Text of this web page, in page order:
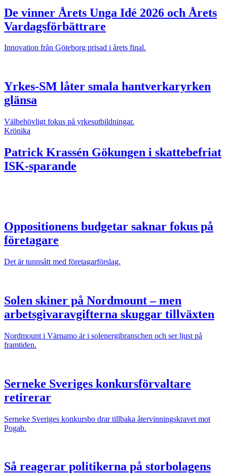
De vinner Årets Unga Idé 2026 och Årets
Vardagsförbättrare
Innovation från Göteborg prisad i årets final.
Yrkes-SM låter smala hantverkaryrken
glänsa
Välbehövligt fokus på yrkesutbildningar.
Krönika
Patrick Krassén Gökungen i skattebefriat
ISK-sparande
Oppositionens budgetar saknar fokus på
företagare
Det är tunnsått med företagarförslag.
Solen skiner på Nordmount – men
arbetsgivaravgifterna skuggar tillväxten
Nordmount i Värnamo är i solenergibranschen och ser ljust på
framtiden.
Serneke Sveriges konkursförvaltare
retirerar
Serneke Sveriges konkursbo drar tillbaka återvinningskravet mot
Pogab.
Så reagerar politikerna på storbolagens